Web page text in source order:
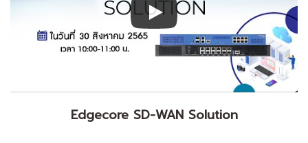
Edgecore SD-WAN Solution